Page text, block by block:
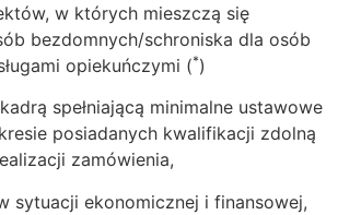
w których mieszczą się
bezdomnych/schroniska dla osób
opiekuńczymi (*)
spełniającą minimalne ustawowe
posiadanych kwalifikacji zdolną
zamówienia,
sytuacji ekonomicznej i finansowej,